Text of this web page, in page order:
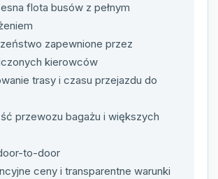
flota busów z pełnym
zapewnione przez
kierowców
trasy i czasu przejazdu do
przewozu bagażu i większych
to-door
ceny i transparentne warunki